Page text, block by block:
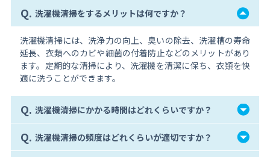
Q. 洗濯機清掃をするメリットは何ですか？
洗濯機清掃には、洗浄力の向上、臭いの除去、洗濯槽の寿命
延長、衣類へのカビや細菌の付着防止などのメリットがあり
ます。定期的な清掃により、洗濯機を清潔に保ち、衣類を快
適に洗うことができます。
Q. 洗濯機清掃にかかる時間はどれくらいですか？
Q. 洗濯機清掃の頻度はどれくらいが適切ですか？